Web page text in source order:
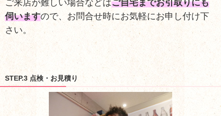
ご来店が難しい場合などはご自宅までお引取りにも
伺いますので、お問合せ時にお気軽にお申し付け下
さい。
STEP.3 点検・お見積り